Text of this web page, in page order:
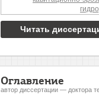
Читать
Оглавление
автор диссертации — доктора